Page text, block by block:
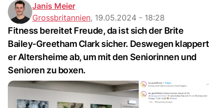
Janis Meier
Grossbritannien, 19.05.2024 - 18:28
Fitness bereitet Freude, da ist sich der Brite
Bailey-Greetham Clark sicher. Deswegen klappert
er Altersheime ab, um mit den Seniorinnen und
Senioren zu boxen.